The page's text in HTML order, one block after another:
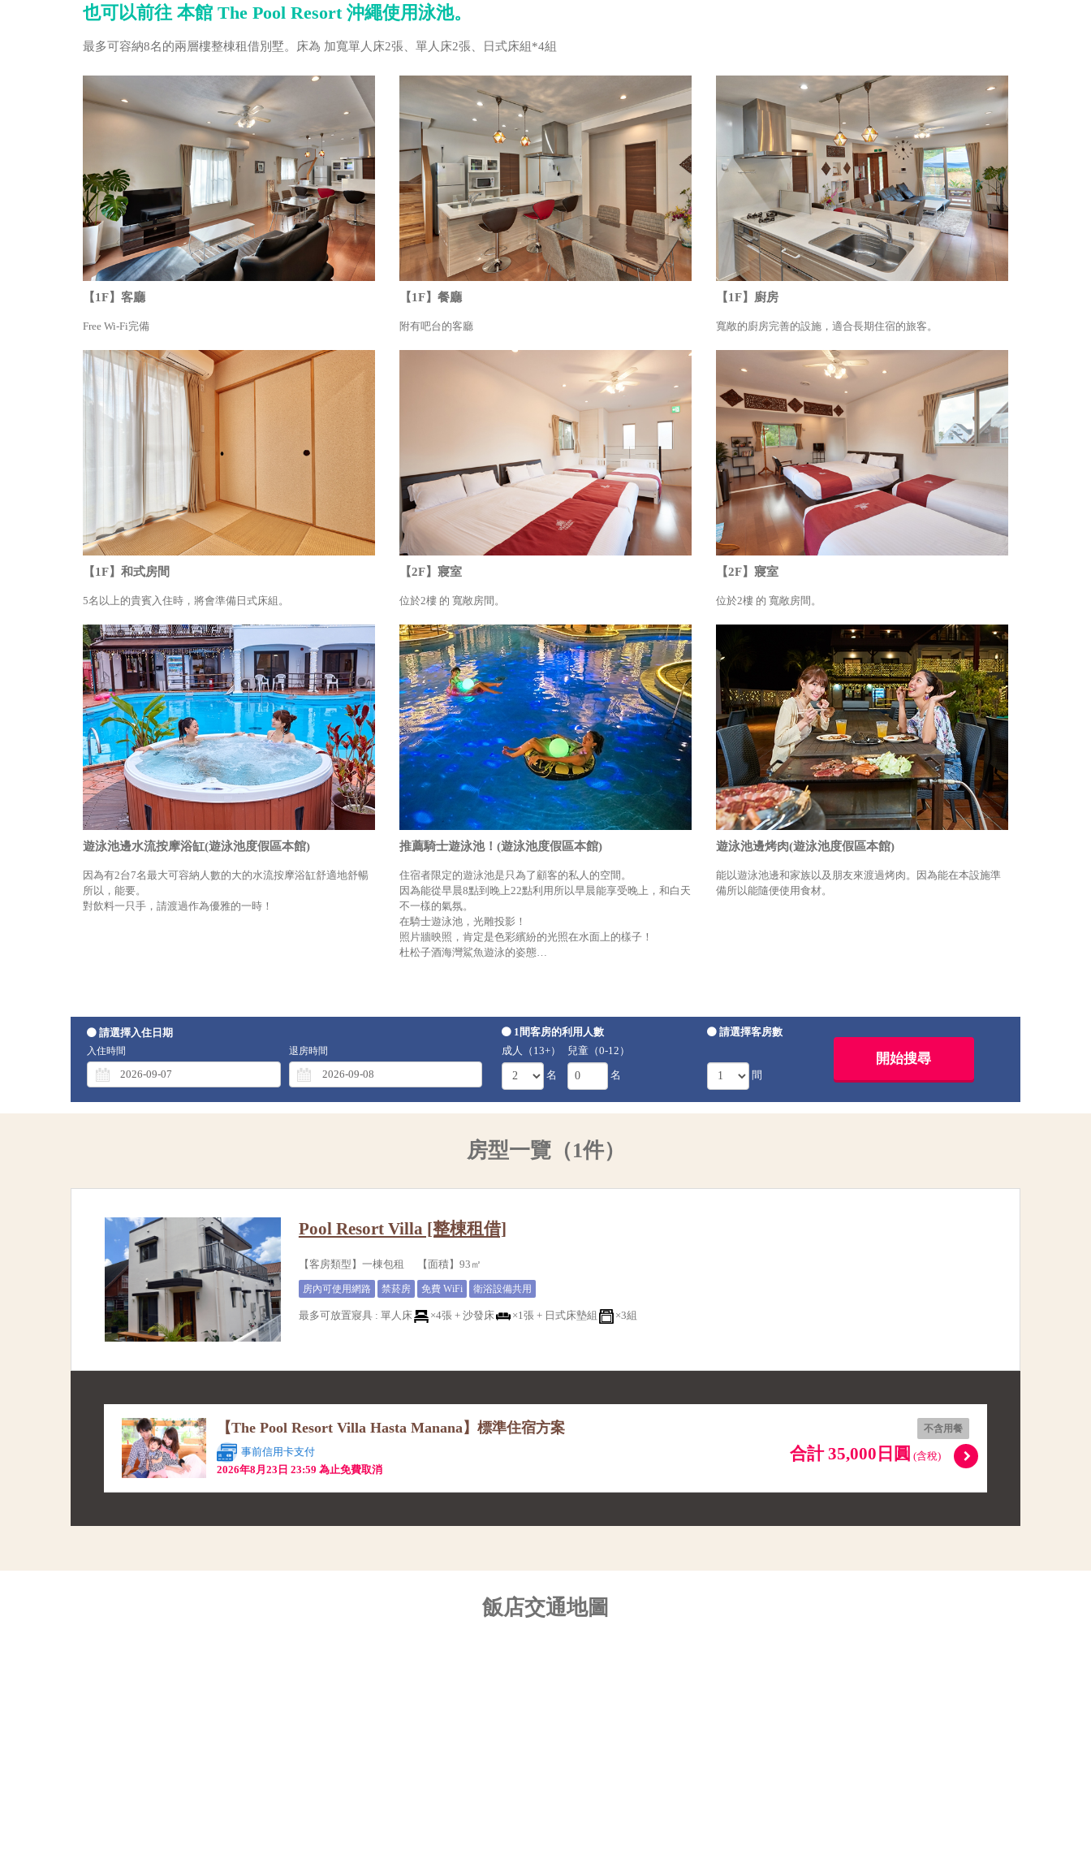
也可以前往 本館 The Pool Resort 沖繩使用泳池。
最多可容納8名的兩層樓整棟租借別墅。床為 加寬單人床2張、單人床2張、日式床組*4組
【1F】客廳
Free Wi-Fi完備
【1F】餐廳
附有吧台的客廳
【1F】廚房
寬敞的廚房完善的設施，適合長期住宿的旅客。
【1F】和式房間
5名以上的貴賓入住時，將會準備日式床組。
【2F】寢室
位於2樓 的 寬敞房間。
【2F】寢室
位於2樓 的 寬敞房間。
遊泳池邊水流按摩浴缸(遊泳池度假區本館)
因為有2台7名最大可容納人數的大的水流按摩浴缸舒適地舒暢
所以，能要。
對飲料一只手，請渡過作為優雅的一時！
推薦騎士遊泳池！(遊泳池度假區本館)
住宿者限定的遊泳池是只為了顧客的私人的空間。
因為能從早晨8點到晚上22點利用所以早晨能享受晚上，和白天
不一樣的氣氛。
在騎士遊泳池，光雕投影！
照片牆映照，肯定是色彩繽紛的光照在水面上的樣子！
杜松子酒海灣鯊魚遊泳的姿態…
遊泳池邊烤肉(遊泳池度假區本館)
能以遊泳池邊和家族以及朋友來渡過烤肉。因為能在本設施準
備所以能隨便使用食材。
請選擇入住日期
入住時間 退房時間
1間客房的利用人數
成人（13+）
名
兒童（0-12）
名
請選擇客房數
間
房型一覽（1件）
Pool Resort Villa [整棟租借]
【客房類型】一棟包租 【面積】93㎡
房內可使用網路 禁菸房 免費 WiFi 衛浴設備共用
最多可放置寢具: 單人床 ×4張 + 沙發床 ×1張 + 日式床墊組 ×3組
不含用餐
【The Pool Resort Villa Hasta Manana】標準住宿方案
合計 35,000日圓 (含稅)
事前信用卡支付
2026年8月23日 23:59 為止免費取消
飯店交通地圖